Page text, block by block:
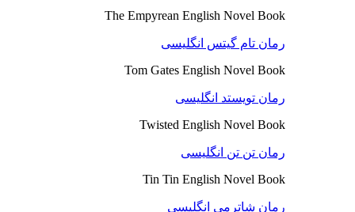
The Empyrean English Novel Book
رمان تام گیتس انگلیسی
Tom Gates English Novel Book
رمان تویستد انگلیسی
Twisted English Novel Book
رمان تن تن انگلیسی
Tin Tin English Novel Book
رمان شاترمی انگلیسی